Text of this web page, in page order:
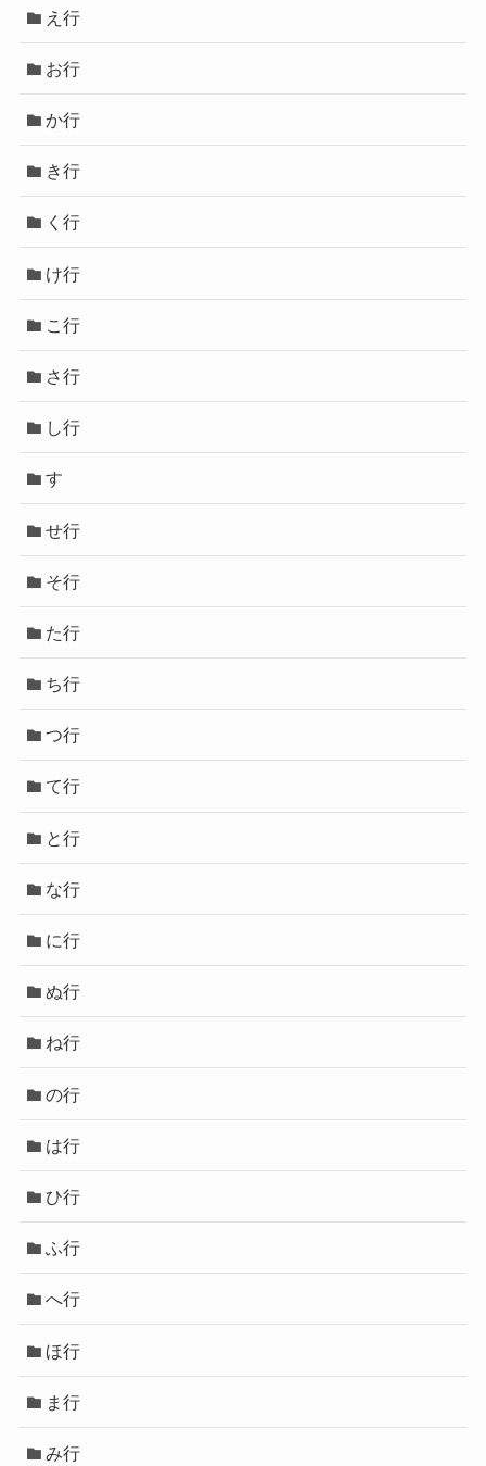
え行
お行
か行
き行
く行
け行
こ行
さ行
し行
す
せ行
そ行
た行
ち行
つ行
て行
と行
な行
に行
ぬ行
ね行
の行
は行
ひ行
ふ行
へ行
ほ行
ま行
み行